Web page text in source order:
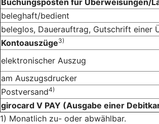
beleghaft/bedient
beleglos, Dauerauftrag, Gutschrift einer
Kontoauszüge3)
elektronischer Auszug
am Auszugsdrucker
Postversand4)
girocard V PAY (Ausgabe einer
1) Monatlich zu- oder abwählbar.